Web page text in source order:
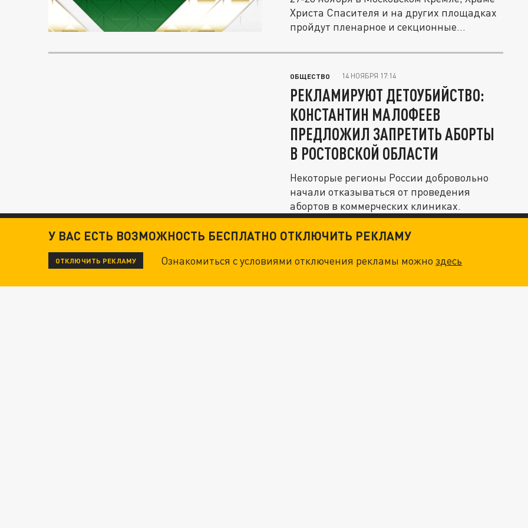
Христа Спасителя и на других площадках
пройдут пленарное и секционные...
ОБЩЕСТВО 14 НОЯБРЯ 17:14
РЕКЛАМИРУЮТ ДЕТОУБИЙСТВО:
КОНСТАНТИН МАЛОФЕЕВ
ПРЕДЛОЖИЛ ЗАПРЕТИТЬ АБОРТЫ
В РОСТОВСКОЙ ОБЛАСТИ
Некоторые регионы России добровольно
начали отказываться от проведения
абортов в коммерческих клиниках.
У ВАС ЕСТЬ ВОЗМОЖНОСТЬ БЕСПЛАТНО ОТКЛЮЧИТЬ РЕКЛАМУ
ОТКЛЮЧИТЬ РЕКЛАМУ Ознакомиться с условиями отключения рекламы можноздесь